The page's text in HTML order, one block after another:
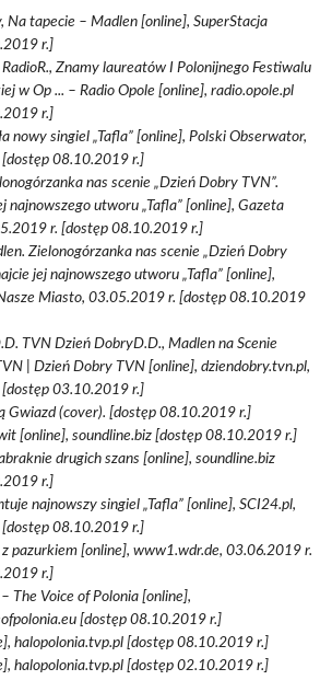
Na tapecie – Madlen [online], SuperStacja
r.]
RadioR., Znamy laureatów I Polonijnego Festiwalu
w Op ... – Radio Opole [online], radio.opole.pl
r.]
nowy singiel „Tafla” [online], Polski Obserwator,
08.10.2019 r.]
nas scenie „Dzień Dobry TVN”.
najnowszego utworu „Tafla” [online], Gazeta
r. [dostęp 08.10.2019 r.]
Zielonogórzanka nas scenie „Dzień Dobry
jej najnowszego utworu „Tafla” [online],
Miasto, 03.05.2019 r. [dostęp 08.10.2019
TVN Dzień DobryD.D., Madlen na Scenie
| Dzień Dobry TVN [online], dziendobry.tvn.pl,
03.10.2019 r.]
Gwiazd (cover). [dostęp 08.10.2019 r.]
[online], soundline.biz [dostęp 08.10.2019 r.]
drugich szans [online], soundline.biz
r.]
najnowszy singiel „Tafla” [online], SCI24.pl,
08.10.2019 r.]
pazurkiem [online], www1.wdr.de, 03.06.2019 r.
r.]
The Voice of Polonia [online],
[dostęp 08.10.2019 r.]
halopolonia.tvp.pl [dostęp 08.10.2019 r.]
halopolonia.tvp.pl [dostęp 02.10.2019 r.]